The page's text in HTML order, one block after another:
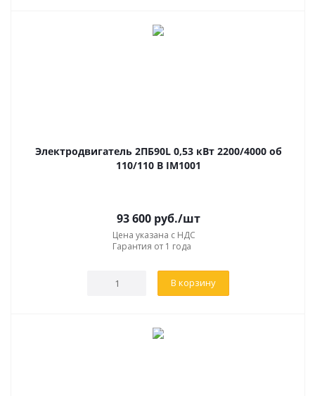
Электродвигатель 2ПБ90L 0,53 кВт 2200/4000 об
110/110 В IM1001
93 600руб./шт
Цена указана с НДС
Гарантия от 1 года
В корзину